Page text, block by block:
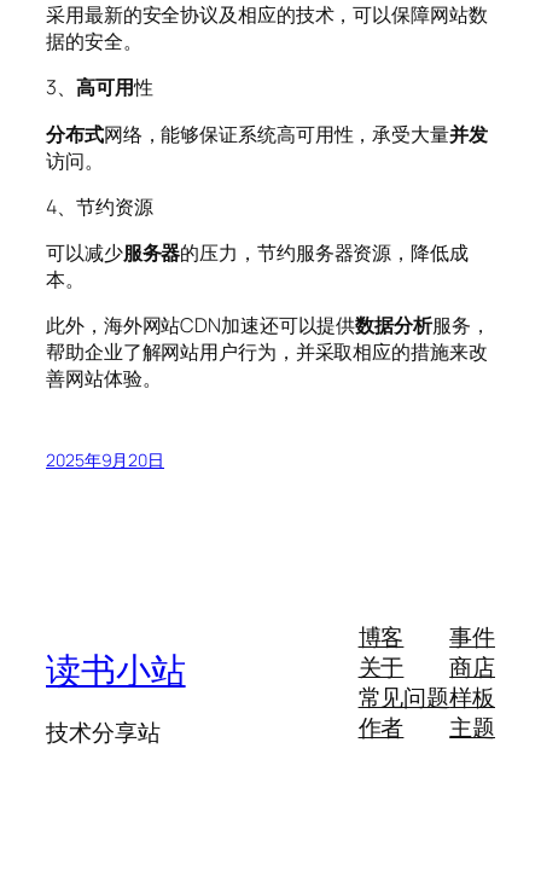
采用最新的安全协议及相应的技术，可以保障网站数
据的安全。
3、 高可用性
分布式网络，能够保证系统高可用性，承受大量并发
访问。
4、节约资源
可以减少服务器的压力，节约服务器资源，降低成
本。
此外，海外网站CDN加速还可以提供数据分析服务，
帮助企业了解网站用户行为，并采取相应的措施来改
善网站体验。
2025年9月20日
读书小站
技术分享站
博客
关于
常见问题
作者
事件
商店
样板
主题